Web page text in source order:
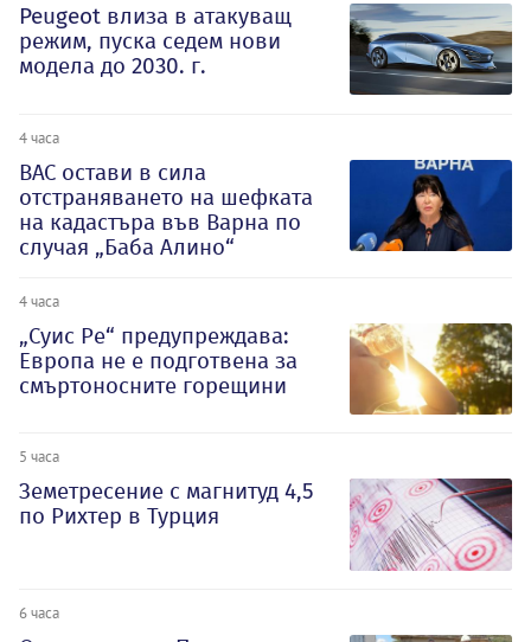
Peugeot влиза в атакуващ
режим, пуска седем нови
модела до 2030. г.
4 часа
ВАС остави в сила
отстраняването на шефката
на кадастъра във Варна по
случая „Баба Алино“
4 часа
„Суис Ре“ предупреждава:
Европа не е подготвена за
смъртоносните горещини
5 часа
Земетресение с магнитуд 4,5
по Рихтер в Турция
6 часа